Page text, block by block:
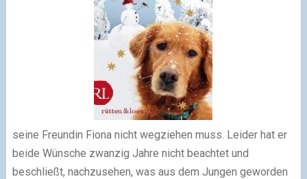
seine Freundin Fiona nicht wegziehen muss. Leider hat er
beide Wünsche zwanzig Jahre nicht beachtet und
beschließt, nachzusehen, was aus dem Jungen geworden